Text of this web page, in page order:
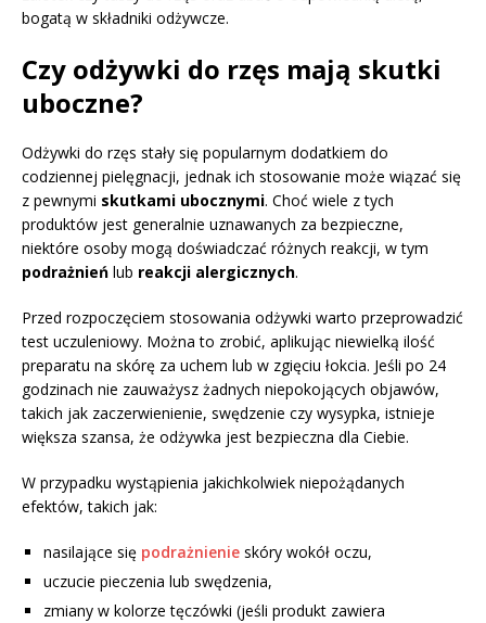
bogatą w składniki odżywcze.
Czy odżywki do rzęs mają skutki
uboczne?
Odżywki do rzęs stały się popularnym dodatkiem do
codziennej pielęgnacji, jednak ich stosowanie może wiązać się
z pewnymi skutkami ubocznymi. Choć wiele z tych
produktów jest generalnie uznawanych za bezpieczne,
niektóre osoby mogą doświadczać różnych reakcji, w tym
podrażnień lub reakcji alergicznych.
Przed rozpoczęciem stosowania odżywki warto przeprowadzić
test uczuleniowy. Można to zrobić, aplikując niewielką ilość
preparatu na skórę za uchem lub w zgięciu łokcia. Jeśli po 24
godzinach nie zauważysz żadnych niepokojących objawów,
takich jak zaczerwienienie, swędzenie czy wysypka, istnieje
większa szansa, że odżywka jest bezpieczna dla Ciebie.
W przypadku wystąpienia jakichkolwiek niepożądanych
efektów, takich jak:
nasilające się podrażnienie skóry wokół oczu,
uczucie pieczenia lub swędzenia,
zmiany w kolorze tęczówki (jeśli produkt zawiera